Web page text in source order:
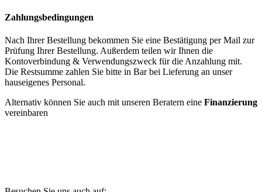
Zahlungsbedingungen
Nach Ihrer Bestellung bekommen Sie eine Bestätigung per Mail zur
Prüfung Ihrer Bestellung. Außerdem teilen wir Ihnen die
Kontoverbindung & Verwendungszweck für die Anzahlung mit.
Die Restsumme zahlen Sie bitte in Bar bei Lieferung an unser
hauseigenes Personal.
Alternativ können Sie auch mit unseren Beratern eine Finanzierung
vereinbaren